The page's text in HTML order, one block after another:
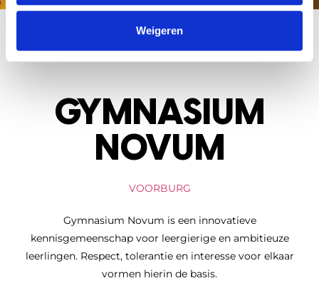
Weigeren
GYMNASIUM
NOVUM
VOORBURG
Gymnasium Novum is een innovatieve
kennisgemeenschap voor leergierige en ambitieuze
leerlingen. Respect, tolerantie en interesse voor elkaar
vormen hierin de basis.